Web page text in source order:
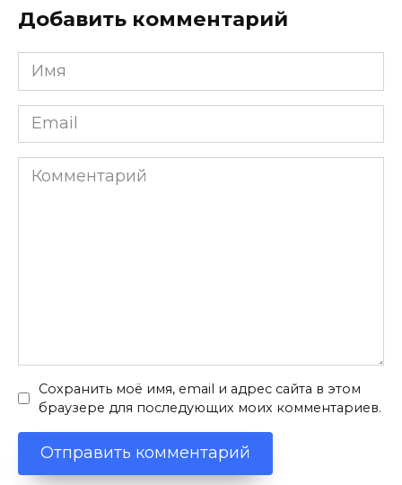
Добавить комментарий
Имя
*
Email
*
Комментарий
Сохранить моё имя, email и адрес сайта в этом
браузере для последующих моих комментариев.